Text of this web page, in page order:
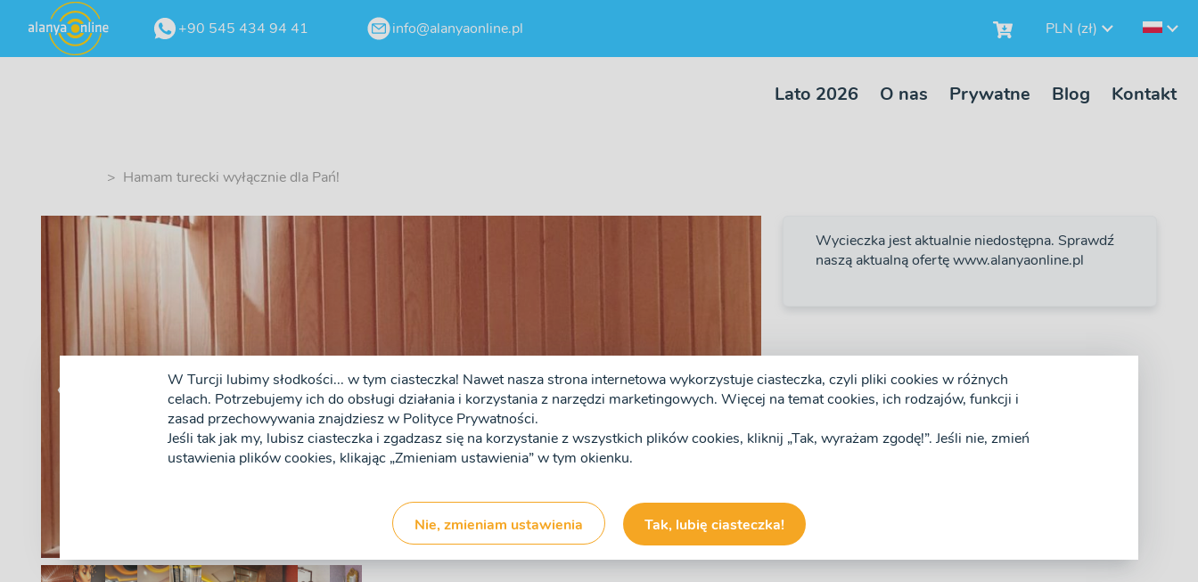
+90 545 434 94 41 info@alanyaonline.pl PLN (zł)
Lato 2026 O nas Prywatne Blog Kontakt
> Hamam turecki wyłącznie dla Pań!
❮ ❯
Wycieczka jest aktualnie niedostępna. Sprawdź
naszą aktualną ofertę www.alanyaonline.pl
W Turcji lubimy słodkości... w tym ciasteczka! Nawet nasza strona internetowa wykorzystuje ciasteczka, czyli pliki cookies w różnych
celach. Potrzebujemy ich do obsługi działania i korzystania z narzędzi marketingowych. Więcej na temat cookies, ich rodzajów, funkcji i
zasad przechowywania znajdziesz w Polityce Prywatności.
Jeśli tak jak my, lubisz ciasteczka i zgadzasz się na korzystanie z wszystkich plików cookies, kliknij „Tak, wyrażam zgodę!”. Jeśli nie, zmień
ustawienia plików cookies, klikając „Zmieniam ustawienia” w tym okienku.
Nie, zmieniam ustawienia Tak, lubię ciasteczka!